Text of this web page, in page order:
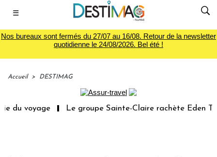
☰
Nos bureaux sont fermés du 27/07 au 16/08. Retour de la newsletter
quotidienne le 24/08/2026. Bel été !
Accueil > DESTIMAG
du voyage Le groupe Sainte-Claire rachète Eden Tour